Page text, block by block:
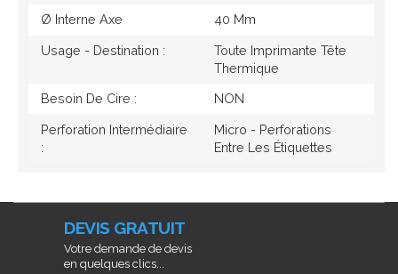
Ø Interne Axe 40 Mm
Usage - Destination :
Toute Imprimante Tête
Thermique
Besoin De Cire : NON
Perforation Intermédiaire
:
Micro - Perforations
Entre Les Étiquettes
DEVIS GRATUIT
Votre demande de devis
en quelques clics...